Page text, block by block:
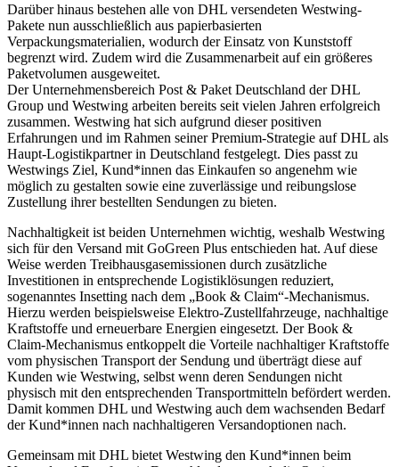
Darüber hinaus bestehen alle von DHL versendeten Westwing-
Pakete nun ausschließlich aus papierbasierten
Verpackungsmaterialien, wodurch der Einsatz von Kunststoff
begrenzt wird. Zudem wird die Zusammenarbeit auf ein größeres
Paketvolumen ausgeweitet.
Der Unternehmensbereich Post & Paket Deutschland der DHL
Group und Westwing arbeiten bereits seit vielen Jahren erfolgreich
zusammen. Westwing hat sich aufgrund dieser positiven
Erfahrungen und im Rahmen seiner Premium-Strategie auf DHL als
Haupt-Logistikpartner in Deutschland festgelegt. Dies passt zu
Westwings Ziel, Kund*innen das Einkaufen so angenehm wie
möglich zu gestalten sowie eine zuverlässige und reibungslose
Zustellung ihrer bestellten Sendungen zu bieten.
Nachhaltigkeit ist beiden Unternehmen wichtig, weshalb Westwing
sich für den Versand mit GoGreen Plus entschieden hat. Auf diese
Weise werden Treibhausgasemissionen durch zusätzliche
Investitionen in entsprechende Logistiklösungen reduziert,
sogenanntes Insetting nach dem „Book & Claim“-Mechanismus.
Hierzu werden beispielsweise Elektro-Zustellfahrzeuge, nachhaltige
Kraftstoffe und erneuerbare Energien eingesetzt. Der Book &
Claim-Mechanismus entkoppelt die Vorteile nachhaltiger Kraftstoffe
vom physischen Transport der Sendung und überträgt diese auf
Kunden wie Westwing, selbst wenn deren Sendungen nicht
physisch mit den entsprechenden Transportmitteln befördert werden.
Damit kommen DHL und Westwing auch dem wachsenden Bedarf
der Kund*innen nach nachhaltigeren Versandoptionen nach.
Gemeinsam mit DHL bietet Westwing den Kund*innen beim